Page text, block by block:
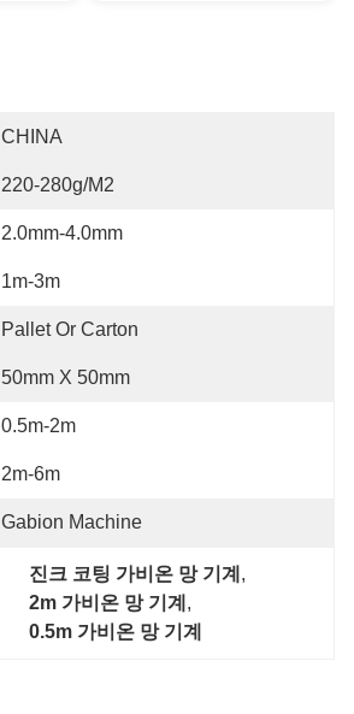
CHINA
220-280g/m2
2.0mm-4.0mm
1m-3m
Pallet Or Carton
50mm X 50mm
0.5m-2m
2m-6m
Gabion Machine
진크 코팅 가비온 망 기계 ,
2m 가비온 망 기계 ,
0.5m 가비온 망 기계